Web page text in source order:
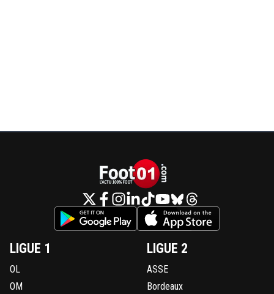
LIGUE 1
OL
OM
LIGUE 2
ASSE
Bordeaux